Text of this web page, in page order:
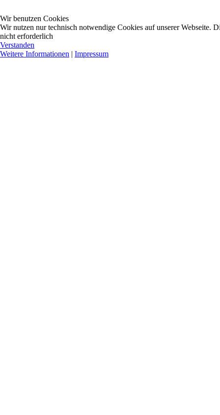
Wir benutzen Cookies
Wir nutzen nur technisch notwendige Cookies auf unserer Webseite.
nicht erforderlich
Verstanden
Weitere Informationen | Impressum